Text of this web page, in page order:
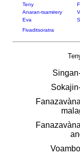
Teny
Anaran-tsamirery
Eva
Fivaditsoratra